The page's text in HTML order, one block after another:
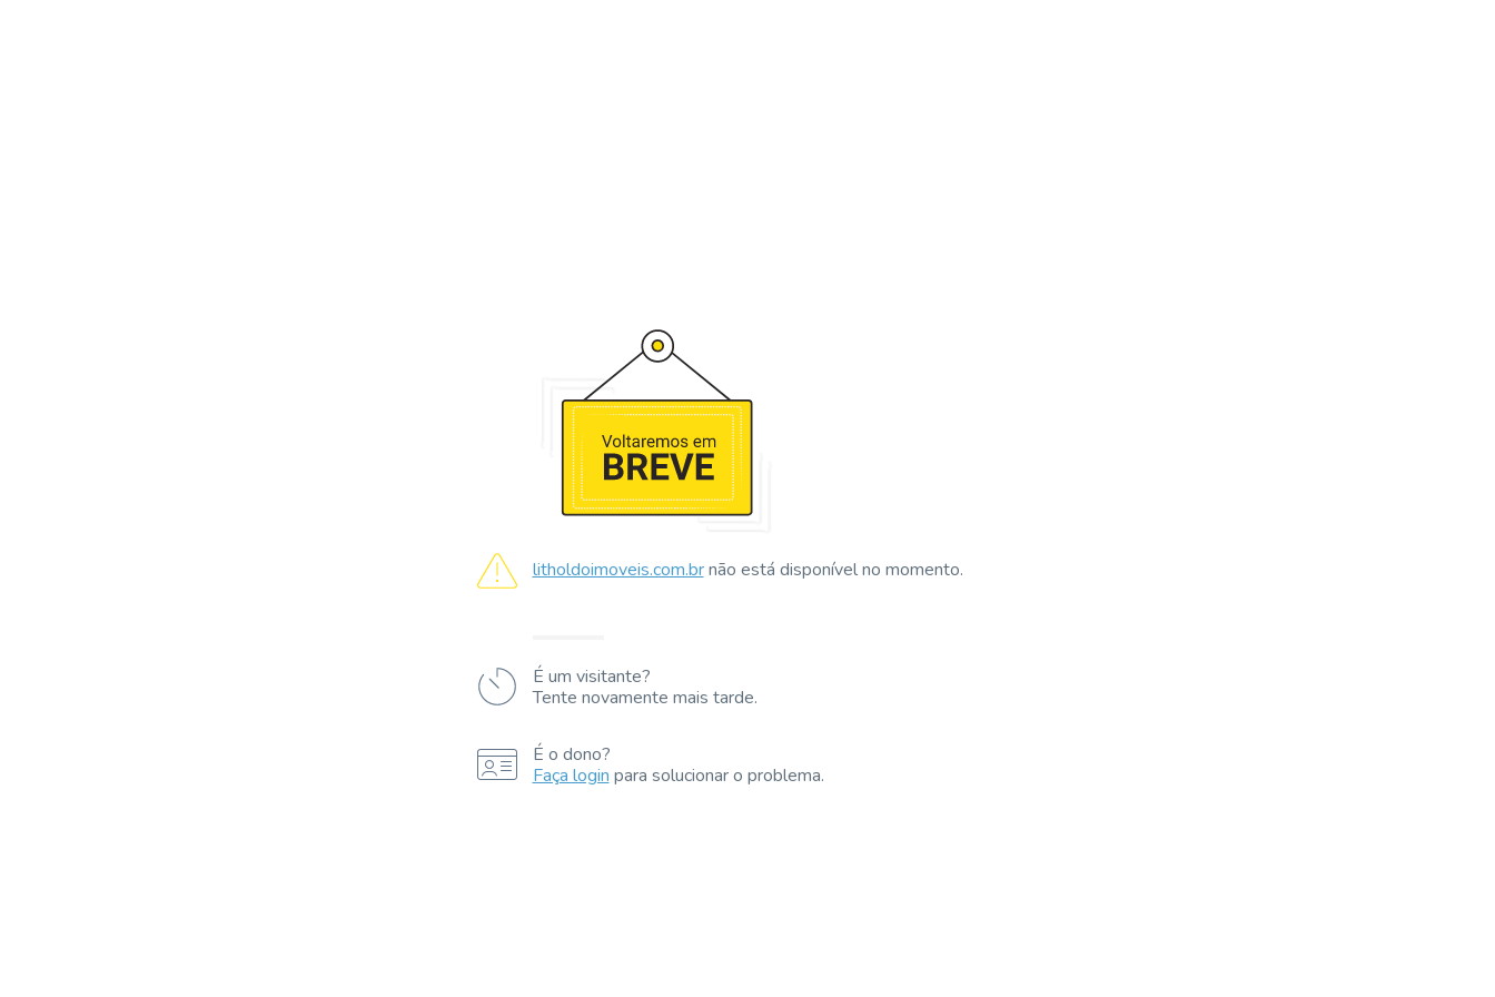
litholdoimoveis.com.brnão está disponível no momento.
É um visitante?
Tente novamente mais tarde.
É o dono?
Faça login para solucionar o problema.